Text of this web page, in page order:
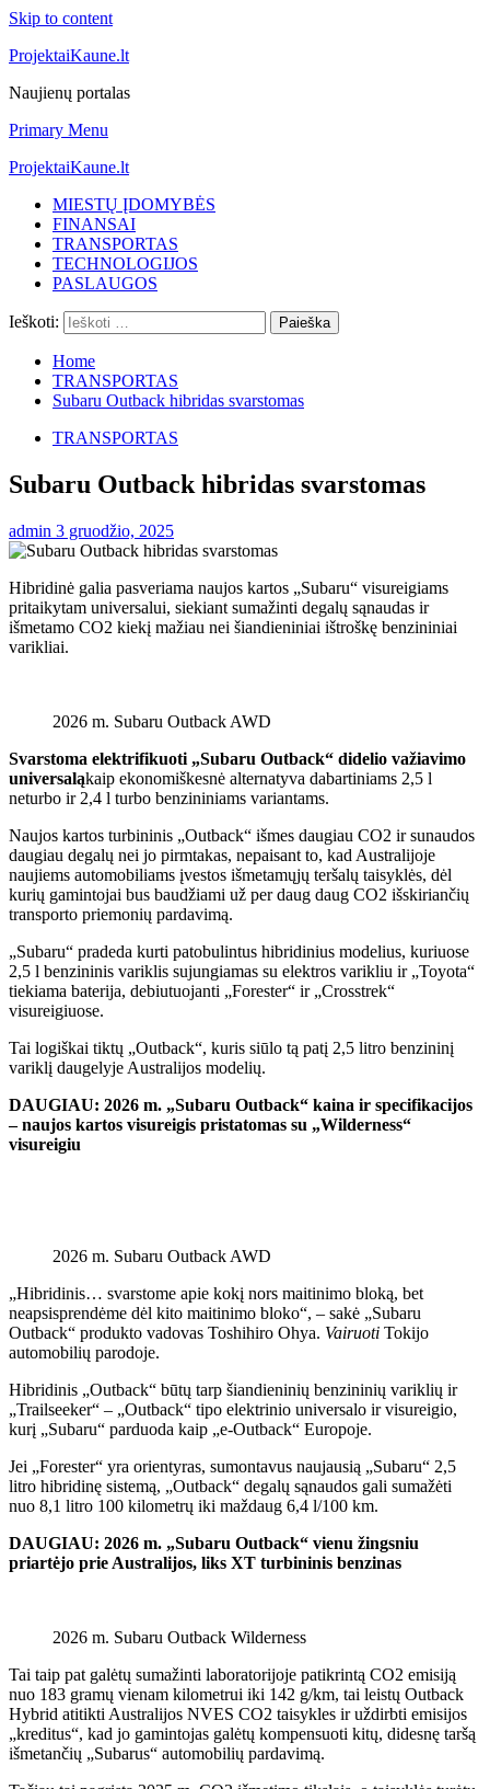
Skip to content
ProjektaiKaune.lt
Naujienų portalas
Primary Menu
ProjektaiKaune.lt
MIESTŲ ĮDOMYBĖS
FINANSAI
TRANSPORTAS
TECHNOLOGIJOS
PASLAUGOS
Ieškoti:
Home
TRANSPORTAS
Subaru Outback hibridas svarstomas
TRANSPORTAS
Subaru Outback hibridas svarstomas
admin 3 gruodžio, 2025
Hibridinė galia pasveriama naujos kartos „Subaru“ visureigiams
pritaikytam universalui, siekiant sumažinti degalų sąnaudas ir
išmetamo CO2 kiekį mažiau nei šiandieniniai ištroškę benzininiai
varikliai.
2026 m. Subaru Outback AWD
Svarstoma elektrifikuoti „Subaru Outback“ didelio važiavimo
universaląkaip ekonomiškesnė alternatyva dabartiniams 2,5 l
neturbo ir 2,4 l turbo benzininiams variantams.
Naujos kartos turbininis „Outback“ išmes daugiau CO2 ir sunaudos
daugiau degalų nei jo pirmtakas, nepaisant to, kad Australijoje
naujiems automobiliams įvestos išmetamųjų teršalų taisyklės, dėl
kurių gamintojai bus baudžiami už per daug daug CO2 išskiriančių
transporto priemonių pardavimą.
„Subaru“ pradeda kurti patobulintus hibridinius modelius, kuriuose
2,5 l benzininis variklis sujungiamas su elektros varikliu ir „Toyota“
tiekiama baterija, debiutuojanti „Forester“ ir „Crosstrek“
visureigiuose.
Tai logiškai tiktų „Outback“, kuris siūlo tą patį 2,5 litro benzininį
variklį daugelyje Australijos modelių.
DAUGIAU: 2026 m. „Subaru Outback“ kaina ir specifikacijos
– naujos kartos visureigis pristatomas su „Wilderness“
visureigiu
2026 m. Subaru Outback AWD
„Hibridinis… svarstome apie kokį nors maitinimo bloką, bet
neapsisprendėme dėl kito maitinimo bloko“, – sakė „Subaru
Outback“ produkto vadovas Toshihiro Ohya. Vairuoti Tokijo
automobilių parodoje.
Hibridinis „Outback“ būtų tarp šiandieninių benzininių variklių ir
„Trailseeker“ – „Outback“ tipo elektrinio universalo ir visureigio,
kurį „Subaru“ parduoda kaip „e-Outback“ Europoje.
Jei „Forester“ yra orientyras, sumontavus naujausią „Subaru“ 2,5
litro hibridinę sistemą, „Outback“ degalų sąnaudos gali sumažėti
nuo 8,1 litro 100 kilometrų iki maždaug 6,4 l/100 km.
DAUGIAU: 2026 m. „Subaru Outback“ vienu žingsniu
priartėjo prie Australijos, liks XT turbininis benzinas
2026 m. Subaru Outback Wilderness
Tai taip pat galėtų sumažinti laboratorijoje patikrintą CO2 emisiją
nuo 183 gramų vienam kilometrui iki 142 g/km, tai leistų Outback
Hybrid atitikti Australijos NVES CO2 taisykles ir uždirbti emisijos
„kreditus“, kad jo gamintojas galėtų kompensuoti kitų, didesnę taršą
išmetančių „Subarus“ automobilių pardavimą.